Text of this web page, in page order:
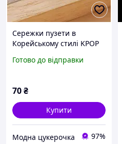
Сережки пузети в
Корейському стилі KPOP
Сережки гвоздики.
Готово до відправки
70₴
Купити
Модна цукерочка 97%